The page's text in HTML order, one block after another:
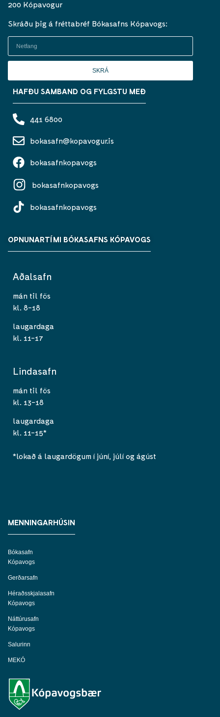
200 Kópavogur
Skráðu þig á fréttabréf Bókasafns Kópavogs:
SKRÁ
HAFÐU SAMBAND OG FYLGSTU MEÐ
441 6800
bokasafn@kopavogur.is
bokasafnkopavogs
bokasafnkopavogs
bokasafnkopavogs
OPNUNARTÍMI BÓKASAFNS KÓPAVOGS
Aðalsafn
mán til fös
kl. 8-18
laugardaga
kl. 11-17
Lindasafn
mán til fös
kl. 13-18
laugardaga
kl. 11-15*
*lokað á laugardögum í júní, júlí og ágúst
MENNINGARHÚSIN
Bókasafn
Kópavogs
Gerðarsafn
Héraðsskjalasafn
Kópavogs
Náttúrusafn
Kópavogs
Salurinn
MEKÓ